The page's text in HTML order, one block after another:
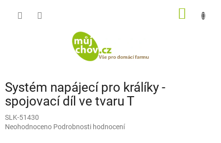
Systém napájecí pro králíky -
spojovací díl ve tvaru T
SLK-51430
Průměrné
Neohodnoceno Podrobnosti hodnocení